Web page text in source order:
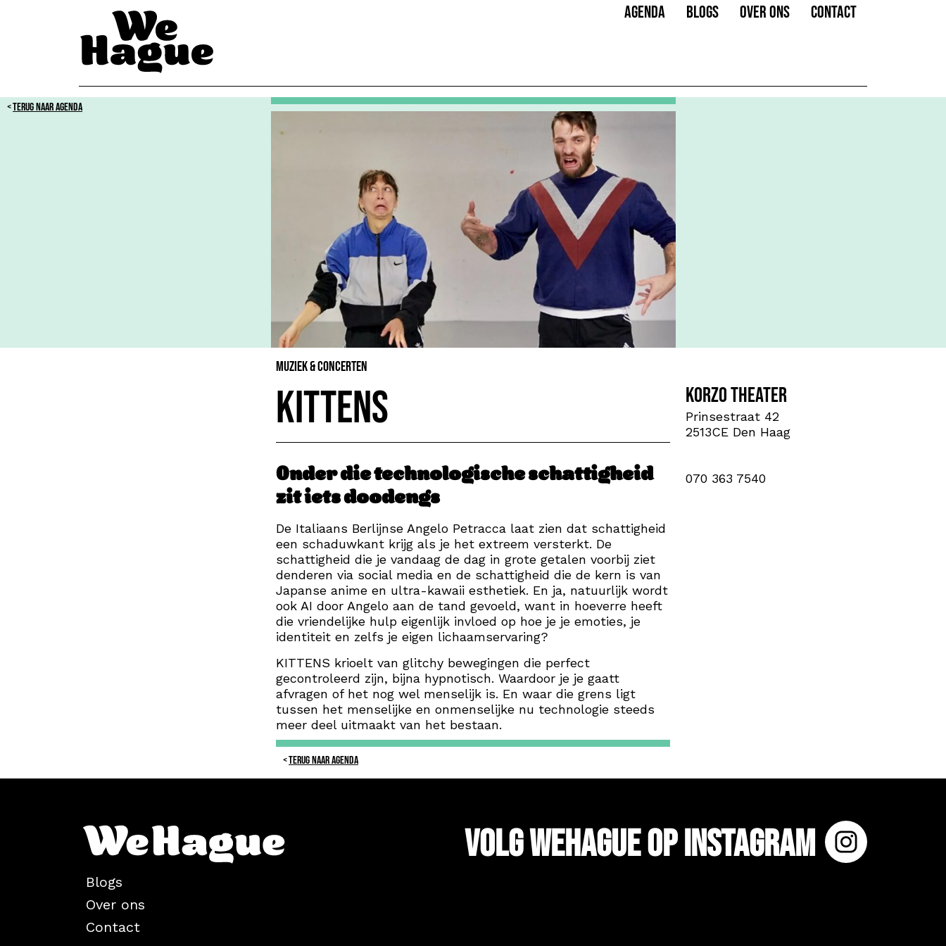
AGENDA BLOGS OVER ONS CONTACT
TERUG NAAR AGENDA
Muziek & Concerten
Kittens
Onder die technologische schattigheid
zit iets doodengs
De Italiaans Berlijnse Angelo Petracca laat zien dat schattigheid
een schaduwkant krijg als je het extreem versterkt. De
schattigheid die je vandaag de dag in grote getalen voorbij ziet
denderen via social media en de schattigheid die de kern is van
Japanse anime en ultra-kawaii esthetiek. En ja, natuurlijk wordt
ook AI door Angelo aan de tand gevoeld, want in hoeverre heeft
die vriendelijke hulp eigenlijk invloed op hoe je je emoties, je
identiteit en zelfs je eigen lichaamservaring?
KITTENS krioelt van glitchy bewegingen die perfect
gecontroleerd zijn, bijna hypnotisch. Waardoor je je gaatt
afvragen of het nog wel menselijk is. En waar die grens ligt
tussen het menselijke en onmenselijke nu technologie steeds
meer deel uitmaakt van het bestaan.
TERUG NAAR AGENDA
Korzo theater
Prinsestraat 42
2513CE Den Haag
070 363 7540
Blogs
Over ons
Contact
Volg WeHague op Instagram